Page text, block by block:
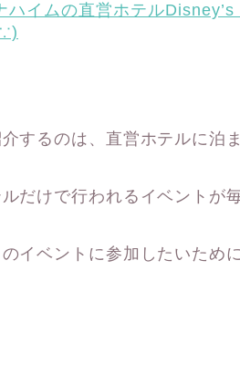
ハイムの直営ホテル
するのは、直営ホテルに泊
だけで行われるイベントが
イベントに参加したいため